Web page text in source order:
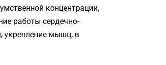
концентрации,
работы сердечно-
укрепление мышц, в